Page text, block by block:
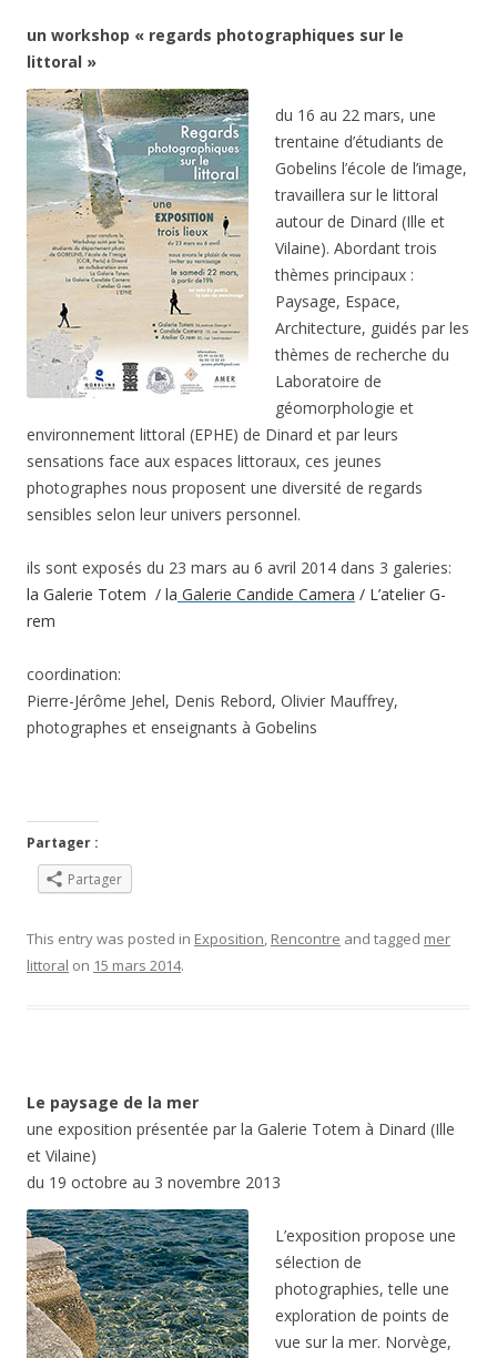
un workshop « regards photographiques sur le
littoral »
du 16 au 22 mars, une
trentaine d’étudiants de
Gobelins l’école de l’image,
travaillera sur le littoral
autour de Dinard (Ille et
Vilaine). Abordant trois
thèmes principaux :
Paysage, Espace,
Architecture, guidés par les
thèmes de recherche du
Laboratoire de
géomorphologie et
environnement littoral (EPHE) de Dinard et par leurs
sensations face aux espaces littoraux, ces jeunes
photographes nous proposent une diversité de regards
sensibles selon leur univers personnel.
ils sont exposés du 23 mars au 6 avril 2014 dans 3 galeries:
la Galerie Totem / la Galerie Candide Camera / L’atelier G-
rem
coordination:
Pierre-Jérôme Jehel, Denis Rebord, Olivier Mauffrey,
photographes et enseignants à Gobelins
Partager :
Partager
This entry was posted in Exposition, Rencontre and tagged mer
littoral on 15 mars 2014.
Le paysage de la mer
une exposition présentée par la Galerie Totem à Dinard (Ille
et Vilaine)
du 19 octobre au 3 novembre 2013
L’exposition propose une
sélection de
photographies, telle une
exploration de points de
vue sur la mer. Norvège,